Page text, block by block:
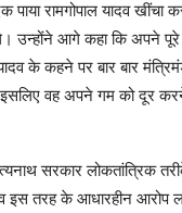
रामगोपाल यादव खींचा
उन्होंने आगे कहा कि अपने
के कहने पर बार बार
वह अपने गम को दूर
सरकार
तरह के आधारहीन आरोप